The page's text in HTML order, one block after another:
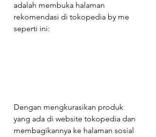
adalah membuka halaman
rekomendasi di tokopedia by me
seperti ini:
Dengan mengkurasikan produk
yang ada di website tokopedia dan
membagikannya ke halaman sosial